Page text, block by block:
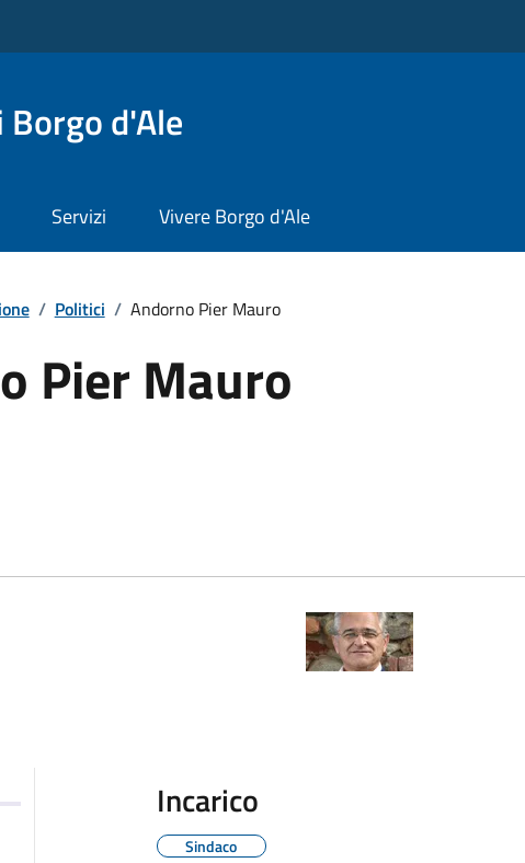
Borgo d'Ale
Servizi Vivere Borgo d'Ale
/ Politici / Andorno Pier Mauro
Pier Mauro
Incarico
Sindaco